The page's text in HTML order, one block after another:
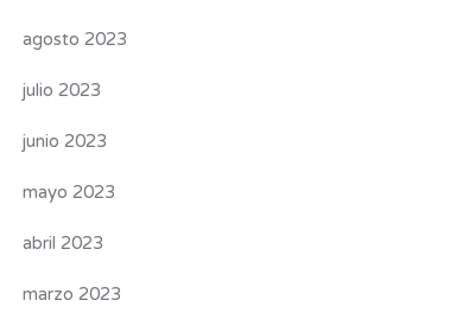
agosto 2023
julio 2023
junio 2023
mayo 2023
abril 2023
marzo 2023